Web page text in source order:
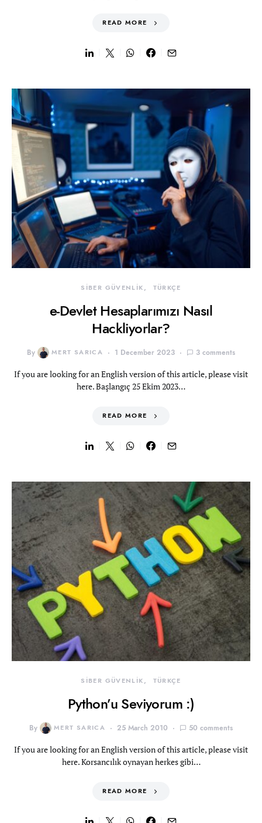
READ MORE
SİBER GÜVENLİK TÜRKÇE
e-Devlet Hesaplarımızı Nasıl
Hackliyorlar?
By MERT SARICA 1 December 2023 3 comments
If you are looking for an English version of this article, please visit
here. Başlangıç 25 Ekim 2023…
READ MORE
SİBER GÜVENLİK TÜRKÇE
Python’u Seviyorum :)
By MERT SARICA 25 March 2010 50 comments
If you are looking for an English version of this article, please visit
here. Korsancılık oynayan herkes gibi…
READ MORE